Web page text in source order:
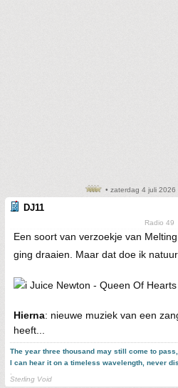
• zaterdag 4 juli 2026
DJ11
Radio 49
Een soort van verzoekje van
ging draaien. Maar dat doe ik
Juice Newton - Queen Of Hearts
Hierna: nieuwe muziek van een
heeft...
The year three thousand may still come to
I can hear it on a timeless wavelength, never
Sterling Void